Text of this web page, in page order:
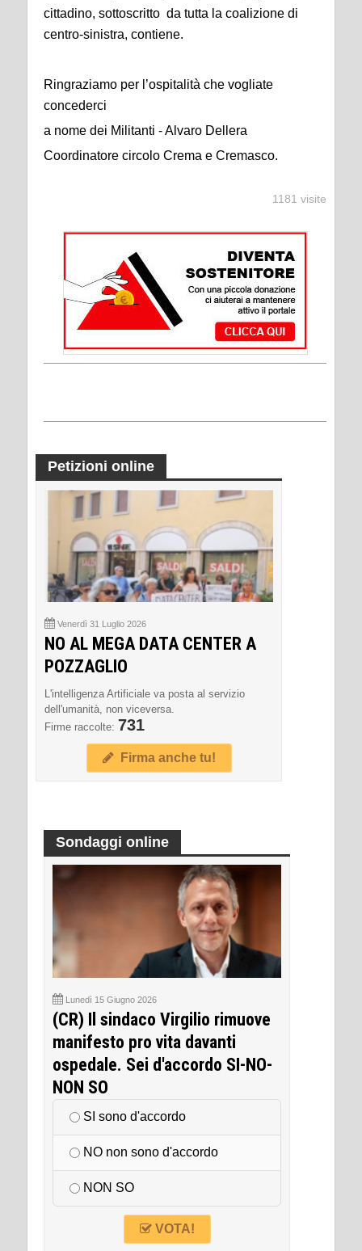
cittadino, sottoscritto da tutta la coalizione di
centro-sinistra, contiene.
Ringraziamo per l’ospitalità che vogliate
concederci
a nome dei Militanti - Alvaro Dellera
Coordinatore circolo Crema e Cremasco.
1181 visite
Petizioni online
Venerdì 31 Luglio 2026
NO AL MEGA DATA CENTER A
POZZAGLIO
L'intelligenza Artificiale va posta al servizio
dell'umanità, non viceversa.
Firme raccolte: 731
Firma anche tu!
Sondaggi online
Lunedì 15 Giugno 2026
(CR) Il sindaco Virgilio rimuove
manifesto pro vita davanti
ospedale. Sei d'accordo SI-NO-
NON SO
SI sono d'accordo
NO non sono d'accordo
NON SO
VOTA!